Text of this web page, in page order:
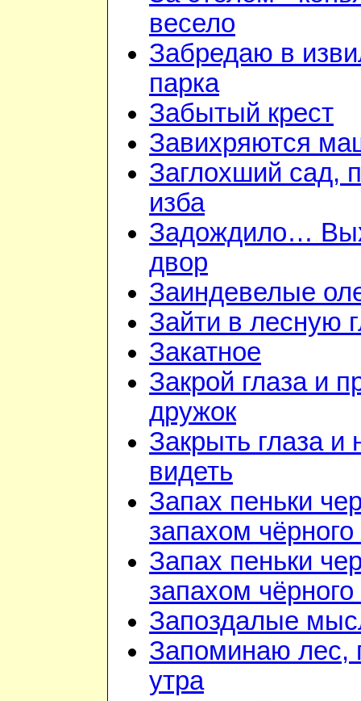
весело
Забредаю в
парка
Забытый крест
Завихряются
Заглохший сад,
изба
Задождило…
двор
Заиндевелые
Зайти в лесную
Закатное
Закрой глаза и
дружок
Закрыть глаза и
видеть
Запах пеньки
запахом
Запах пеньки
запахом
Запоздалые
Запоминаю лес,
утра